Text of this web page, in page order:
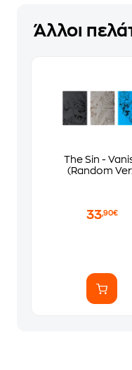
Άλλοι
The Sin -
(Random
33,90€